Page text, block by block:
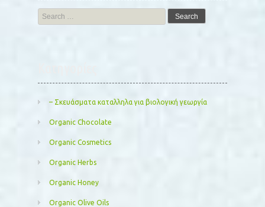
Search
for:
– Σκευάσματα καταλληλα για βιολογική γεωργία
Organic Chocolate
Organic Cosmetics
Organic Herbs
Organic Honey
Organic Olive Oils